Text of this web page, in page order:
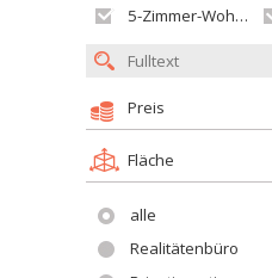
5-Zimmer-Wohnung und größer
Preis
Fläche
alle
Realitätenbüro